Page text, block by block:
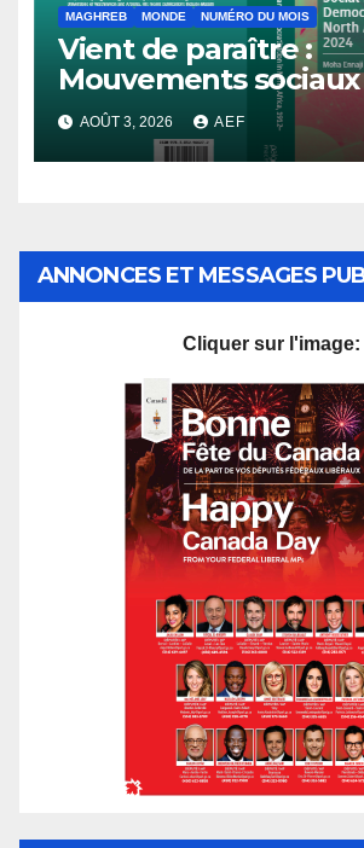
MAGHREB MONDE NUMÉRO DU MOIS
Vient de paraître :
Mouvements
démocratisation en
du Nord, 1912-2024
AOÛT 3, 2026 AEF
ANNONCES ET MESSAGES
Cliquer sur l'image: